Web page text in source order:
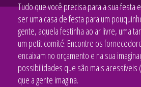
Tudo que você precisa para a sua festa
ser uma casa de festa para um
gente, aquela festinha ao ar livre, uma
um petit comité. Encontre os
encaixam no orçamento e na sua
possibilidades que são mais acessíveis
que a gente imagina.